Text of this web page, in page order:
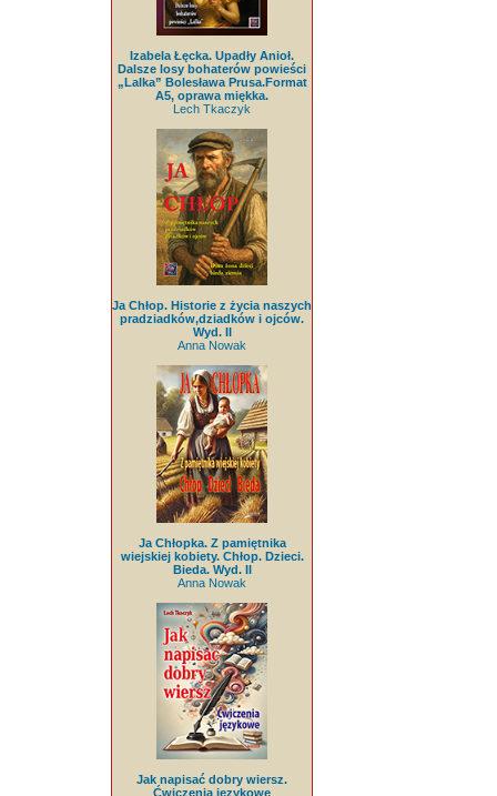
Izabela Łęcka. Upadły Anioł.
Dalsze losy bohaterów powieści
„Lalka” Bolesława Prusa.Format
A5, oprawa miękka.
Lech Tkaczyk
Ja Chłop. Historie z życia naszych
pradziadków,dziadków i ojców.
Wyd. II
Anna Nowak
Ja Chłopka. Z pamiętnika
wiejskiej kobiety. Chłop. Dzieci.
Bieda. Wyd. II
Anna Nowak
Jak napisać dobry wiersz.
Ćwiczenia językowe